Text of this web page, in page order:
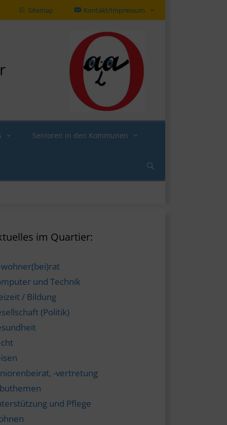
Sitemap Kontakt/Impressum
Senioren in den Kommunen
im Quartier:
und Technik
/ Bildung
(Politik)
-vertretung
und Pflege